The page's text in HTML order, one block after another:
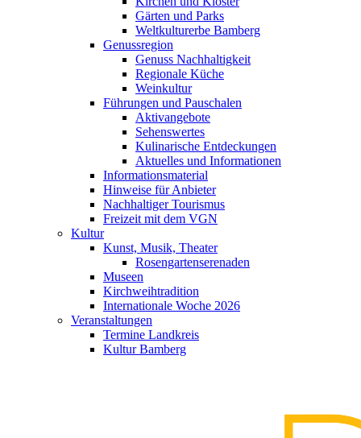
Gärten und Parks
Weltkulturerbe Bamberg
Genussregion
Genuss Nachhaltigkeit
Regionale Küche
Weinkultur
Führungen und Pauschalen
Aktivangebote
Sehenswertes
Kulinarische Entdeckungen
Aktuelles und Informationen
Informationsmaterial
Hinweise für Anbieter
Nachhaltiger Tourismus
Freizeit mit dem VGN
Kultur
Kunst, Musik, Theater
Rosengartenserenaden
Museen
Kirchweihtradition
Internationale Woche 2026
Veranstaltungen
Termine Landkreis
Kultur Bamberg